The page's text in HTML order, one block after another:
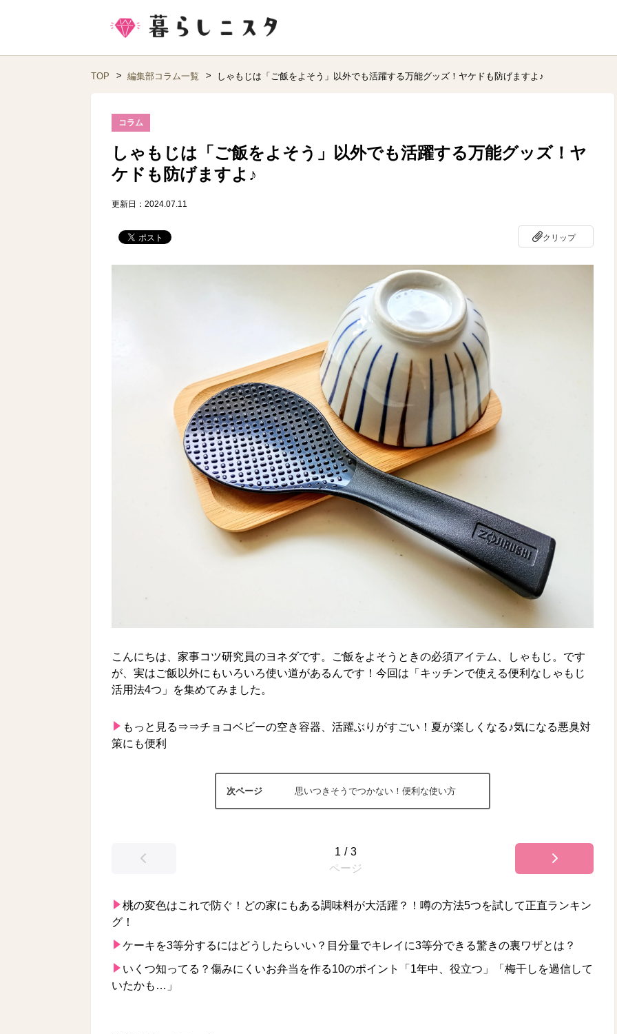
TOP 編集部コラム一覧 しゃもじは「ご飯をよそう」以外でも活躍する万能グッズ！ヤケドも防げますよ♪
コラム
しゃもじは「ご飯をよそう」以外でも活躍する万能グッズ！ヤ
ケドも防げますよ♪
更新日：2024.07.11
クリップ
こんにちは、家事コツ研究員のヨネダです。ご飯をよそうときの必須アイテム、しゃもじ。です
が、実はご飯以外にもいろいろ使い道があるんです！今回は「キッチンで使える便利なしゃもじ
活用法4つ」を集めてみました。
もっと見る⇒⇒チョコベビーの空き容器、活躍ぶりがすごい！夏が楽しくなる♪気になる悪臭対
策にも便利
思いつきそうでつかない！便利な使い方
1 / 3
ページ
桃の変色はこれで防ぐ！どの家にもある調味料が大活躍？！噂の方法5つを試して正直ランキン
グ！
ケーキを3等分するにはどうしたらいい？目分量でキレイに3等分できる驚きの裏ワザとは？
いくつ知ってる？傷みにくいお弁当を作る10のポイント「1年中、役立つ」「梅干しを過信して
いたかも…」